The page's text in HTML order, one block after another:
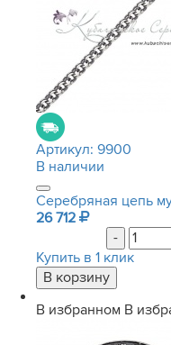
Артикул: 9900
В наличии
Серебряная цепь
26 712
-
Купить в 1 клик
В избранном В